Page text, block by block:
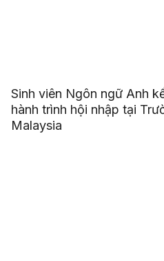
Sinh viên Ngôn ngữ Anh
hành trình hội nhập tại
Malaysia